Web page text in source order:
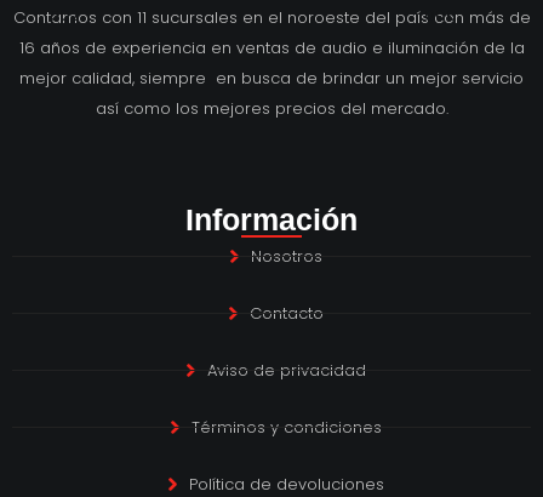
502
006
Contamos con 11 sucursales en el noroeste del país con más de
16 años de experiencia en ventas de audio e iluminación de la
mejor calidad, siempre en busca de brindar un mejor servicio
así como los mejores precios del mercado.
Información
Nosotros
Contacto
Aviso de privacidad
Términos y condiciones
Política de devoluciones